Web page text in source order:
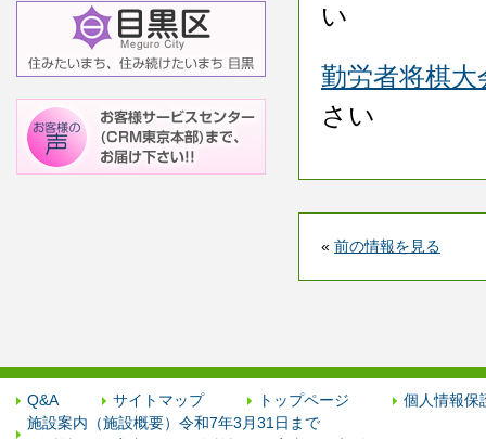
い
勤労者将棋大
さい
« 前の情報を見る
Q&A サイトマップ トップページ
個人情報保
施設案内（施設概要）令和7年3月31日まで